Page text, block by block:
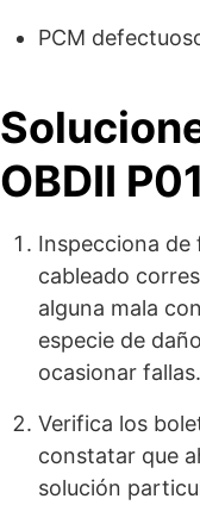
PCM
OBDII
Inspecciona de
cableado
alguna mala
especie de
ocasionar fallas.
Verifica los
constatar que
solución